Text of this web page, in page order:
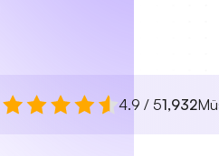
4.9 / 51,932